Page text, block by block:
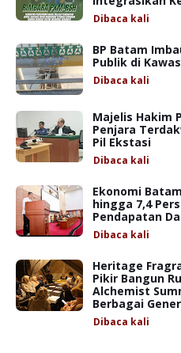
Dibaca kali
BP Batam
Publik di
Dibaca kali
Majelis Hakim
Penjara
Pil Ekstasi
Dibaca kali
Ekonomi
hingga 7,4
Pendapatan
Dibaca kali
Heritage
Pikir Bangun
Alchemist
Berbagai
Dibaca kali